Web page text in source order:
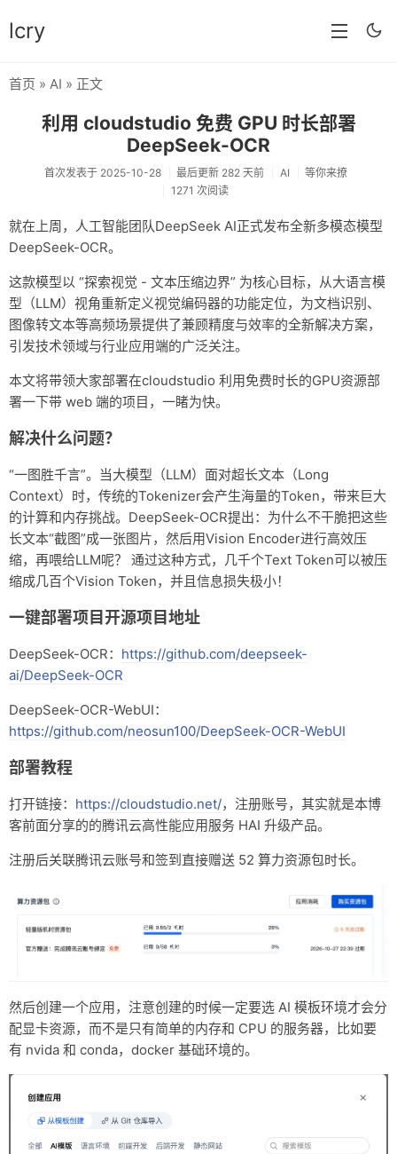
lcry
分类
分享
生活
AI
归档
留言
首页 » AI » 正文
利用 cloudstudio 免费 GPU 时长部署
DeepSeek-OCR
首次发表于 2025-10-28 最后更新 282 天前 AI
等你来撩
1271 次阅读
就在上周，人工智能团队DeepSeek AI正式发布全新多模态模型
DeepSeek-OCR。
这款模型以 “探索视觉 - 文本压缩边界” 为核心目标，从大语言模
型（LLM）视角重新定义视觉编码器的功能定位，为文档识别、
图像转文本等高频场景提供了兼顾精度与效率的全新解决方案，
引发技术领域与行业应用端的广泛关注。
本文将带领大家部署在cloudstudio 利用免费时长的GPU资源部
署一下带 web 端的项目，一睹为快。
解决什么问题？
“一图胜千言”。当大模型（LLM）面对超长文本（Long
Context）时，传统的Tokenizer会产生海量的Token，带来巨大
的计算和内存挑战。DeepSeek-OCR提出：为什么不干脆把这些
长文本“截图”成一张图片，然后用Vision Encoder进行高效压
缩，再喂给LLM呢？ 通过这种方式，几千个Text Token可以被压
缩成几百个Vision Token，并且信息损失极小！
一键部署项目开源项目地址
DeepSeek-OCR： https://github.com/deepseek-
ai/DeepSeek-OCR
DeepSeek-OCR-WebUI：
https://github.com/neosun100/DeepSeek-OCR-WebUI
部署教程
打开链接： https://cloudstudio.net/，注册账号，其实就是本博
客前面分享的的腾讯云高性能应用服务 HAI 升级产品。
注册后关联腾讯云账号和签到直接赠送 52 算力资源包时长。
然后创建一个应用，注意创建的时候一定要选 AI 模板环境才会分
配显卡资源，而不是只有简单的内存和 CPU 的服务器，比如要
有 nvida 和 conda，docker 基础环境的。